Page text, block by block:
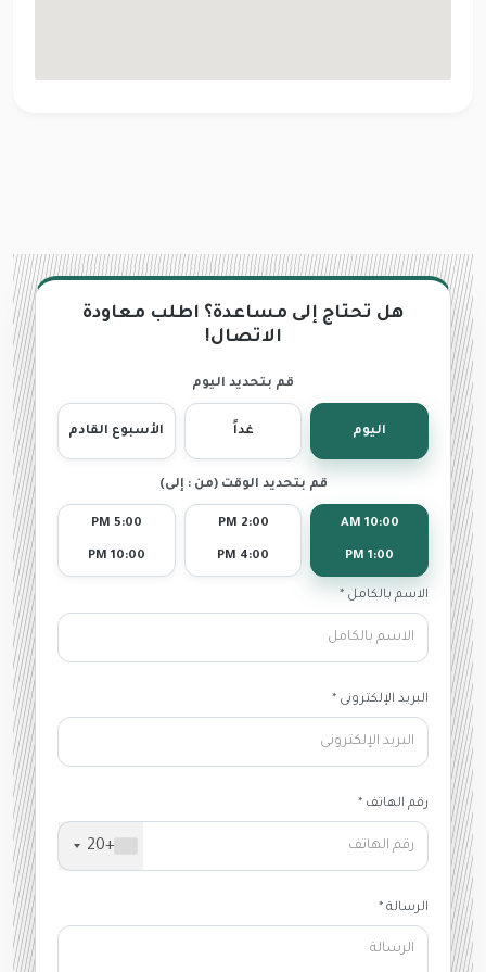
هل تحتاج إلى مساعدة؟ اطلب معاودة
الاتصال!
قم بتحديد اليوم
اليوم غداً الأسبوع القادم
قم بتحديد الوقت (من : إلى)
10:00 AM
1:00 PM
2:00 PM
4:00 PM
5:00 PM
10:00 PM
الاسم بالكامل *
البريد الإلكترونى *
رقم الهاتف *
+20
الرسالة *